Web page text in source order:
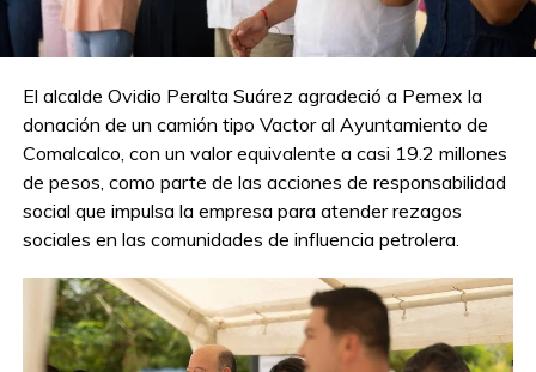
El alcalde Ovidio Peralta Suárez agradeció a Pemex la
donación de un camión tipo Vactor al Ayuntamiento de
Comalcalco, con un valor equivalente a casi 19.2 millones
de pesos, como parte de las acciones de responsabilidad
social que impulsa la empresa para atender rezagos
sociales en las comunidades de influencia petrolera.